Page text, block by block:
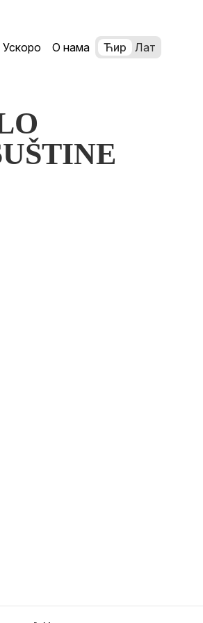
Ускоро О нама Ћир Лат